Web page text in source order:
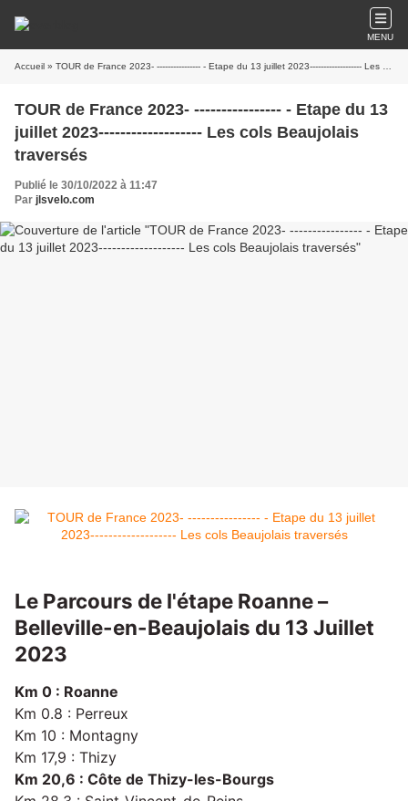
MENU
Accueil » TOUR de France 2023- ---------------- - Etape du 13 juillet 2023------------------- Les cols Beaujolais traversés
TOUR de France 2023- ---------------- - Etape du 13
juillet 2023------------------- Les cols Beaujolais
traversés
Publié le 30/10/2022 à 11:47
Par jlsvelo.com
Le Parcours de l'étape Roanne –
Belleville-en-Beaujolais du 13 Juillet
2023
Km 0 : Roanne
Km 0.8 : Perreux
Km 10 : Montagny
Km 17,9 : Thizy
Km 20,6 : Côte de Thizy-les-Bourgs